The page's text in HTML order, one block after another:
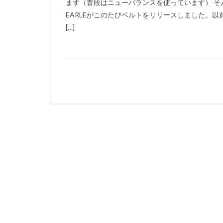
ます（普段はニューバランスを使っています） そ
EARLEがこのたびベルトをリリースしました。以
[…]